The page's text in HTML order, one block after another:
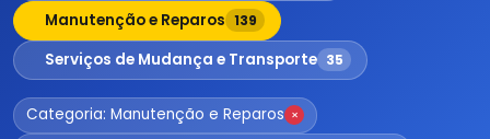
Manutenção e Reparos 139
Serviços de Mudança e Transporte 35
Categoria: Manutenção e Reparos ×